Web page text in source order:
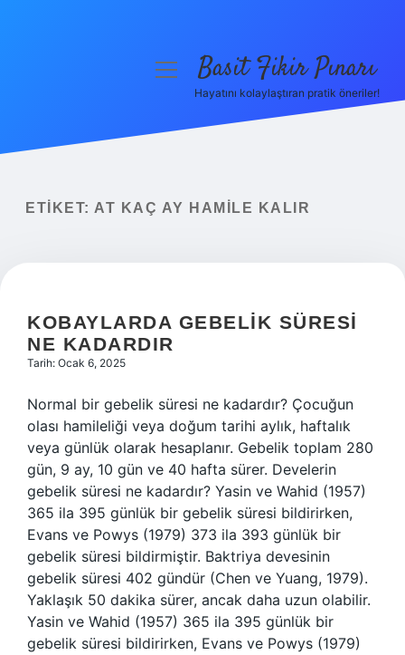
Yasal Uyarı
menüyüBasit Fikir Pınarı
Hayatını kolaylaştıran pratik öneriler!
ETIKET: AT KAÇ AY HAMILE KALIR
KOBAYLARDA GEBELIK SÜRESI
NE KADARDIR
Tarih: Ocak 6, 2025
Normal bir gebelik süresi ne kadardır? Çocuğun
olası hamileliği veya doğum tarihi aylık, haftalık
veya günlük olarak hesaplanır. Gebelik toplam 280
gün, 9 ay, 10 gün ve 40 hafta sürer. Develerin
gebelik süresi ne kadardır? Yasin ve Wahid (1957)
365 ila 395 günlük bir gebelik süresi bildirirken,
Evans ve Powys (1979) 373 ila 393 günlük bir
gebelik süresi bildirmiştir. Baktriya devesinin
gebelik süresi 402 gündür (Chen ve Yuang, 1979).
Yaklaşık 50 dakika sürer, ancak daha uzun olabilir.
Yasin ve Wahid (1957) 365 ila 395 günlük bir
gebelik süresi bildirirken, Evans ve Powys (1979)